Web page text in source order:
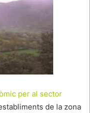
per al sector
de la zona